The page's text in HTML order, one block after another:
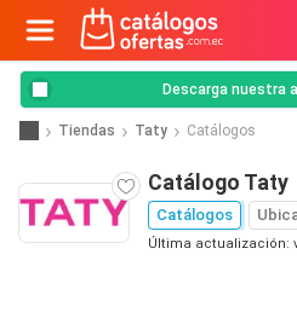
Descarga nuestra
Tiendas Taty Catálogos
Catálogo Taty
Catálogos
Última actualización: